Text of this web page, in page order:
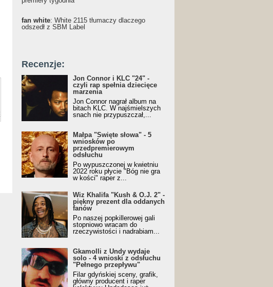
fan white: White 2115 tłumaczy dlaczego
odszedł z SBM Label
Recenzje:
Jon Connor i KLC "24" -
czyli rap spełnia dziecięce
marzenia
Jon Connor nagrał album na
bitach KLC. W najśmielszych
snach nie przypuszczał,...
Małpa "Święte słowa" - 5
wniosków po
przedpremierowym
odsłuchu
Po wypuszczonej w kwietniu
2022 roku płycie "Bóg nie gra
w kości" raper z...
Wiz Khalifa "Kush & O.J. 2" -
piękny prezent dla oddanych
fanów
Po naszej popkillerowej gali
stopniowo wracam do
rzeczywistości i nadrabiam...
Gkamolli z Undy wydaje
solo - 4 wnioski z odsłuchu
"Pełnego przepływu"
Filar gdyńskiej sceny, grafik,
główny producent i raper